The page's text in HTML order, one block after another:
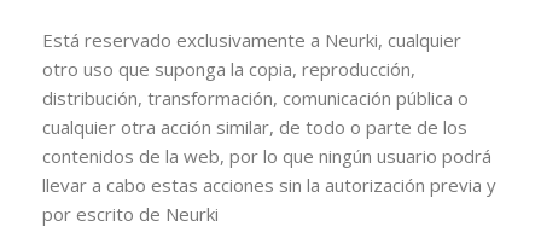
Está reservado exclusivamente a Neurki, cualquier
otro uso que suponga la copia, reproducción,
distribución, transformación, comunicación pública o
cualquier otra acción similar, de todo o parte de los
contenidos de la web, por lo que ningún usuario podrá
llevar a cabo estas acciones sin la autorización previa y
por escrito de Neurki